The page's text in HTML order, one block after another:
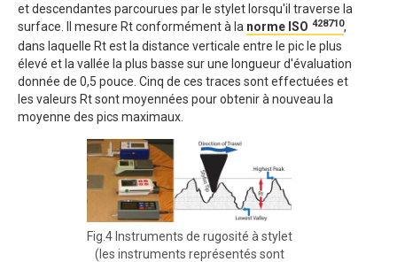
et descendantes parcourues par le stylet lorsqu'il traverse la
surface. Il mesure Rt conformément à la norme ISO 428710,
dans laquelle Rt est la distance verticale entre le pic le plus
élevé et la vallée la plus basse sur une longueur d'évaluation
donnée de 0,5 pouce. Cinq de ces traces sont effectuées et
les valeurs Rt sont moyennées pour obtenir à nouveau la
moyenne des pics maximaux.
Fig.4 Instruments de rugosité à stylet
(les instruments représentés sont